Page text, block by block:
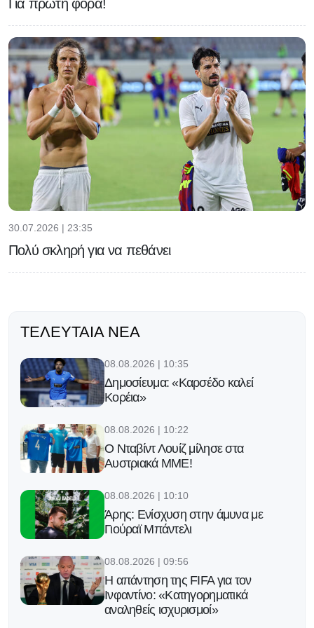
Για πρώτη φορά!
30.07.2026 | 23:35
Πολύ σκληρή για να πεθάνει
ΤΕΛΕΥΤΑΊΑ ΝΈΑ
08.08.2026 | 10:35
Δημοσίευμα: «Καρσέδο καλεί
Κορέια»
08.08.2026 | 10:22
Ο Νταβίντ Λουίζ μίλησε στα
Αυστριακά ΜΜΕ!
08.08.2026 | 10:10
Άρης: Ενίσχυση στην άμυνα με
Γιούραϊ Μπάντελι
08.08.2026 | 09:56
Η απάντηση της FIFA για τον
Ινφαντίνο: «Κατηγορηματικά
αναληθείς ισχυρισμοί»